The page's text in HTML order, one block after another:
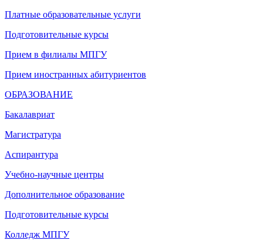
Платные образовательные услуги
Подготовительные курсы
Прием в филиалы МПГУ
Прием иностранных абитуриентов
ОБРАЗОВАНИЕ
Бакалавриат
Магистратура
Аспирантура
Учебно-научные центры
Дополнительное образование
Подготовительные курсы
Колледж МПГУ